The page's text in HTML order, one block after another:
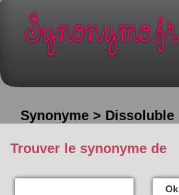
Synonyme > Dissoluble
Trouver le synonyme de
Ok